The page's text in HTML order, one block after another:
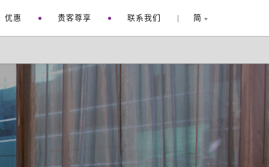
优惠 贵客尊享 联系我们 简